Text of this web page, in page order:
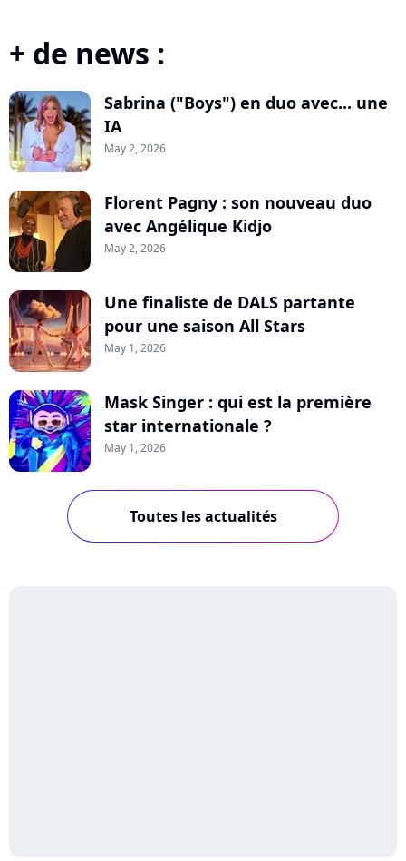
+ de news :
Sabrina ("Boys") en duo avec... une
IA
May 2, 2026
Florent Pagny : son nouveau duo
avec Angélique Kidjo
May 2, 2026
Une finaliste de DALS partante
pour une saison All Stars
May 1, 2026
Mask Singer : qui est la première
star internationale ?
May 1, 2026
Toutes les actualités